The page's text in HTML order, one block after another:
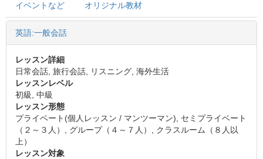
イベントなど オリジナル教材
英語:一般会話
レッスン詳細
日常会話, 旅行会話, リスニング, 海外生活
レッスンレベル
初級, 中級
レッスン形態
プライベート(個人レッスン / マンツーマン), セミプライベート
（２～３人）, グループ（４～７人）, クラスルーム（８人以
上）
レッスン対象